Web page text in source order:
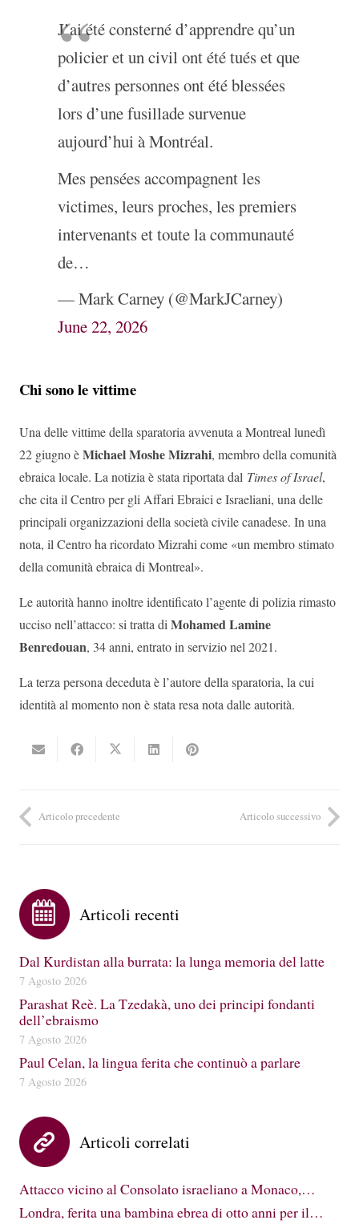
J’ai été consterné d’apprendre qu’un
policier et un civil ont été tués et que
d’autres personnes ont été blessées
lors d’une fusillade survenue
aujourd’hui à Montréal.
Mes pensées accompagnent les
victimes, leurs proches, les premiers
intervenants et toute la communauté
de…
— Mark Carney (@MarkJCarney)
June 22, 2026
Chi sono le vittime
Una delle vittime della sparatoria avvenuta a Montreal lunedì
22 giugno èMichael Moshe Mizrahi, membro della comunità
ebraica locale. La notizia è stata riportata dal Times of Israel,
che cita il Centro per gli Affari Ebraici e Israeliani, una delle
principali organizzazioni della società civile canadese. In una
nota, il Centro ha ricordato Mizrahi come «un membro stimato
della comunità ebraica di Montreal».
Le autorità hanno inoltre identificato l’agente di polizia rimasto
ucciso nell’attacco: si tratta di Mohamed Lamine
Benredouan, 34 anni, entrato in servizio nel 2021.
La terza persona deceduta è l’autore della sparatoria, la cui
identità al momento non è stata resa nota dalle autorità.
Articolo precedente Articolo successivo
Articoli recenti
Dal Kurdistan alla burrata: la lunga memoria del latte
7 Agosto 2026
Parashat Reè. La Tzedakà, uno dei principi fondanti
dell’ebraismo
7 Agosto 2026
Paul Celan, la lingua ferita che continuò a parlare
7 Agosto 2026
Articoli correlati
Attacco vicino al Consolato israeliano a Monaco,…
Londra, ferita una bambina ebrea di otto anni per il…